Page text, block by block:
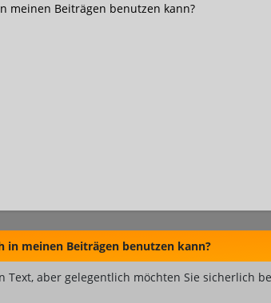
meinen Beiträgen benutzen kann?
meinen Beiträgen benutzen kann?
aber gelegentlich möchten Sie sicherlich